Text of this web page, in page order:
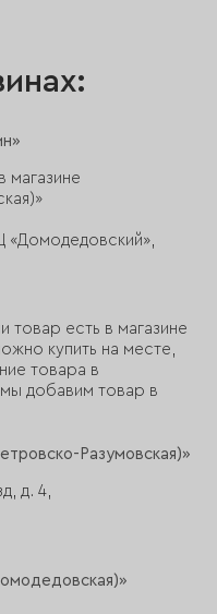
магазине
«Домодедовский»,
товар есть в магазине
купить на месте,
товара в
мы добавим товар в
Разумовская)»
д. 4,